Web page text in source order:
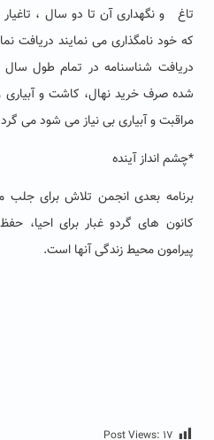
تاغ و نگهداری آن تا دو سال ،
که خود نامگذاری می نمایند دریافت
دریافت شناسنامه در تمام طول
شده صرف خرید نهال، کاشت و آبیاری
مراقبت و آبیاری بی نیاز می شود می
*چشم انداز آینده
برنامه بعدی انجمن تلاش برای جلب
کانون های گردو غبار برای احیا،
پیرامون محیط زندگی آنها است.
Post Views: ۱۷